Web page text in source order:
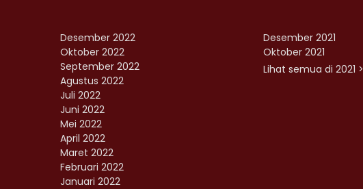
Desember 2022
Oktober 2022
September 2022
Agustus 2022
Juli 2022
Juni 2022
Mei 2022
April 2022
Maret 2022
Februari 2022
Januari 2022
Desember 2021
Oktober 2021
Lihat semua di 2021 >